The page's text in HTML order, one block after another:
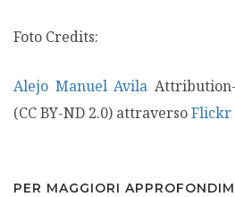
Foto Credits:
Alejo Manuel Avila
(CC BY-ND 2.0) attraversoFlickr
PER MAGGIORI